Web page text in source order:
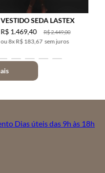
VESTIDO SEDA LASTEX
R$2.449,00
R$ 1.469,40
8x R$ 183,67 sem juros
Dias úteis das 9h às 18h